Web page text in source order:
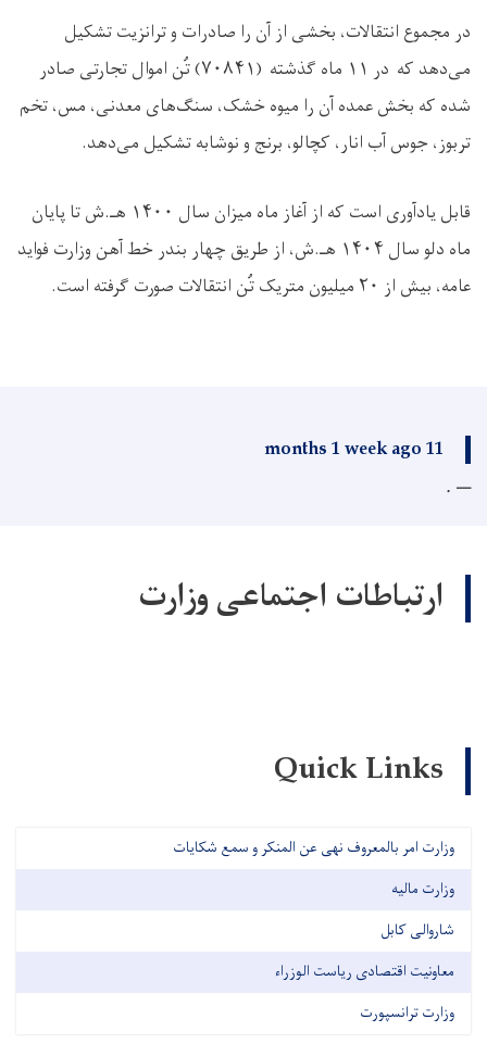
در مجموع انتقالات، بخشی از آن را صادرات و ترانزیت تشکیل
می‌دهد که در ۱۱ ماه گذشته (۷۰۸۴۱) تُن اموال تجارتی صادر
شده که بخش عمده آن را میوه خشک، سنگ‌های معدنی، مس، تخم
تربوز، جوس آب انار، کچالو، برنج و نوشابه تشکیل می‌دهد.
قابل یادآوری است که از آغاز ماه میزان سال ۱۴۰۰ هـ.ش تا پایان
ماه دلو سال ۱۴۰۴ هـ.ش، از طریق چهار بندر خط آهن وزارت فواید
عامه، بیش از ۲۰ میلیون متریک تُن انتقالات صورت گرفته است.
11 months 1 week ago
.
ارتباطات اجتماعی وزارت
Quick Links
وزارت امر بالمعروف نهی عن المنکر و سمع شکایات
وزارت مالیه
شاروالی کابل
معاونیت اقتصادی ریاست الوزراء
وزارت ترانسپورت